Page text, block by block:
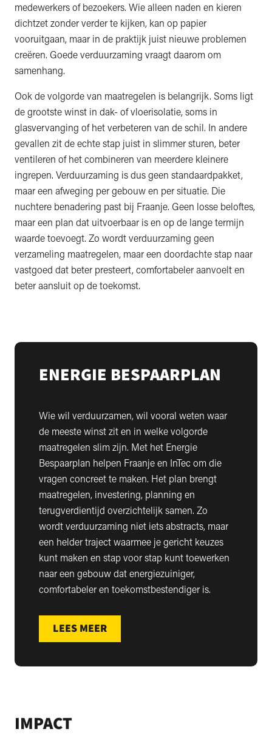
medewerkers of bezoekers. Wie alleen naden en kieren
dichtzet zonder verder te kijken, kan op papier
vooruitgaan, maar in de praktijk juist nieuwe problemen
creëren. Goede verduurzaming vraagt daarom om
samenhang.
Ook de volgorde van maatregelen is belangrijk. Soms ligt
de grootste winst in dak- of vloerisolatie, soms in
glasvervanging of het verbeteren van de schil. In andere
gevallen zit de echte stap juist in slimmer sturen, beter
ventileren of het combineren van meerdere kleinere
ingrepen. Verduurzaming is dus geen standaardpakket,
maar een afweging per gebouw en per situatie. Die
nuchtere benadering past bij Fraanje. Geen losse beloftes,
maar een plan dat uitvoerbaar is en op de lange termijn
waarde toevoegt. Zo wordt verduurzaming geen
verzameling maatregelen, maar een doordachte stap naar
vastgoed dat beter presteert, comfortabeler aanvoelt en
beter aansluit op de toekomst.
ENERGIE BESPAARPLAN
Wie wil verduurzamen, wil vooral weten waar
de meeste winst zit en in welke volgorde
maatregelen slim zijn. Met het Energie
Bespaarplan helpen Fraanje en InTec om die
vragen concreet te maken. Het plan brengt
maatregelen, investering, planning en
terugverdientijd overzichtelijk samen. Zo
wordt verduurzaming niet iets abstracts, maar
een helder traject waarmee je gericht keuzes
kunt maken en stap voor stap kunt toewerken
naar een gebouw dat energiezuiniger,
comfortabeler en toekomstbestendiger is.
LEES MEER
IMPACT